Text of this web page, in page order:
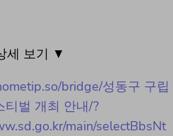
세 보기 ▼
bridge/성동구 구립
티벌 개최 안내/?
main/selectBbsNt